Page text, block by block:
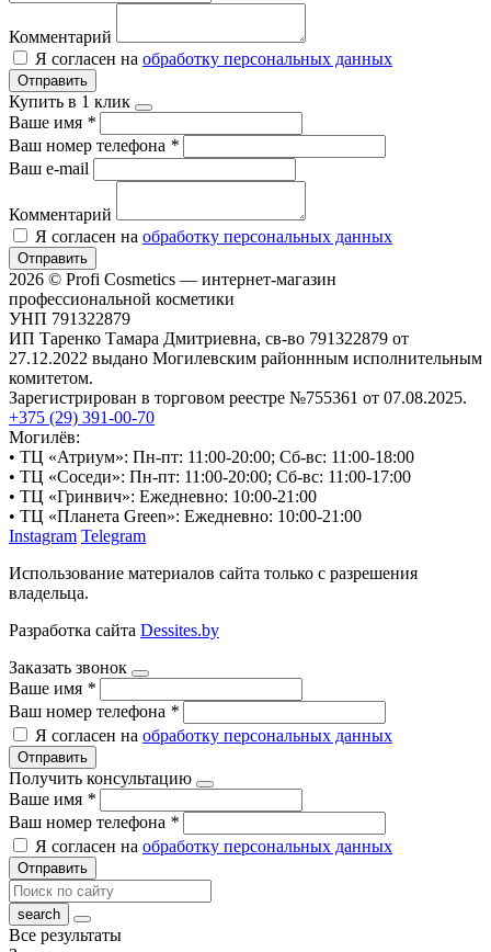
Комментарий
Я согласен на обработку персональных данных
Отправить
Купить в 1 клик
Ваше имя *
Ваш номер телефона *
Ваш e-mail
Комментарий
Я согласен на обработку персональных данных
Отправить
2026 © Profi Cosmetics — интернет-магазин
профессиональной косметики
УНП 791322879
ИП Таренко Тамара Дмитриевна, св-во 791322879 от
27.12.2022 выдано Могилевским районнным исполнительным
комитетом.
Зарегистрирован в торговом реестре №755361 от 07.08.2025.
+375 (29) 391-00-70
Могилёв:
• ТЦ «Атриум»: Пн-пт: 11:00-20:00; Сб-вс: 11:00-18:00
• ТЦ «Соседи»: Пн-пт: 11:00-20:00; Сб-вс: 11:00-17:00
• ТЦ «Гринвич»: Ежедневно: 10:00-21:00
• ТЦ «Планета Green»: Ежедневно: 10:00-21:00
Instagram Telegram
Использование материалов сайта только с разрешения
владельца.
Разработка сайта Dessites.by
Заказать звонок
Ваше имя *
Ваш номер телефона *
Я согласен на обработку персональных данных
Отправить
Получить консультацию
Ваше имя *
Ваш номер телефона *
Я согласен на обработку персональных данных
Отправить
Все результаты